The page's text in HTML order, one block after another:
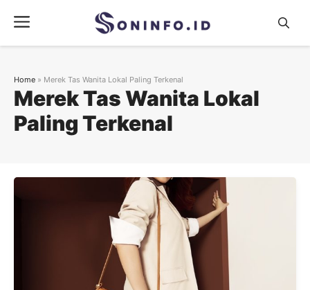
content
Menu
Merek Tas Wanita Lokal
Paling Terkenal
Home » Merek Tas Wanita Lokal Paling Terkenal